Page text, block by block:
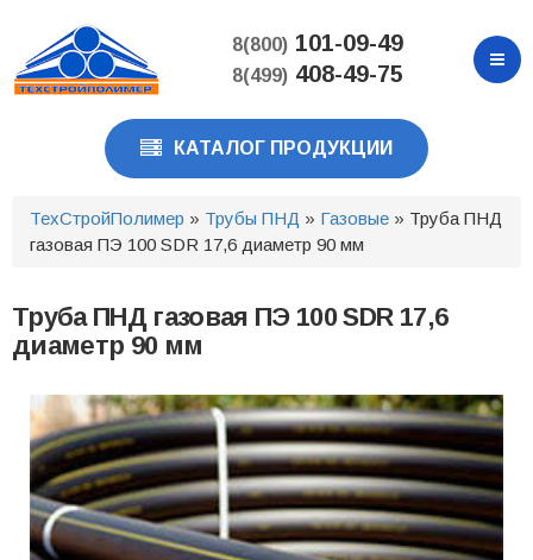
основному
содержанию
8(800)101-09-49
8(499)408-49-75
КАТАЛОГ ПРОДУКЦИИ
ТехСтройПолимер » Трубы ПНД » Газовые » Труба ПНД
газовая ПЭ 100 SDR 17,6 диаметр 90 мм
Труба ПНД газовая ПЭ 100 SDR 17,6
диаметр 90 мм